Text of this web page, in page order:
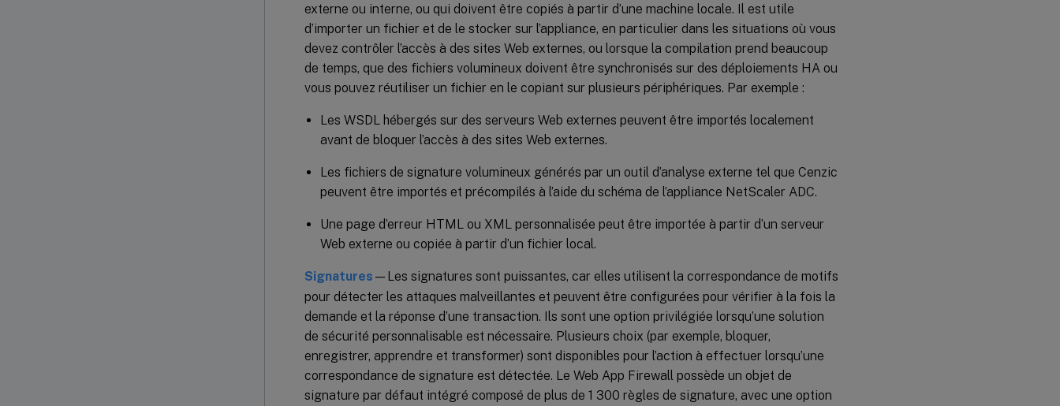
externe ou interne, ou qui doivent être copiés à partir d’une machine locale. Il est utile
d’importer un fichier et de le stocker sur l’appliance, en particulier dans les situations où vous
devez contrôler l’accès à des sites Web externes, ou lorsque la compilation prend beaucoup
de temps, que des fichiers volumineux doivent être synchronisés sur des déploiements HA ou
vous pouvez réutiliser un fichier en le copiant sur plusieurs périphériques. Par exemple :
Les WSDL hébergés sur des serveurs Web externes peuvent être importés localement
avant de bloquer l’accès à des sites Web externes.
Les fichiers de signature volumineux générés par un outil d’analyse externe tel que Cenzic
peuvent être importés et précompilés à l’aide du schéma de l’appliance NetScaler ADC.
Une page d’erreur HTML ou XML personnalisée peut être importée à partir d’un serveur
Web externe ou copiée à partir d’un fichier local.
Signatures —Les signatures sont puissantes, car elles utilisent la correspondance de motifs
pour détecter les attaques malveillantes et peuvent être configurées pour vérifier à la fois la
demande et la réponse d’une transaction. Ils sont une option privilégiée lorsqu’une solution
de sécurité personnalisable est nécessaire. Plusieurs choix (par exemple, bloquer,
enregistrer, apprendre et transformer) sont disponibles pour l’action à effectuer lorsqu’une
correspondance de signature est détectée. Le Web App Firewall possède un objet de
signature par défaut intégré composé de plus de 1 300 règles de signature, avec une option